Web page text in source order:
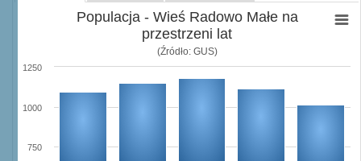
Populacja - Wieś Radowo Małe na
przestrzeni lat
(Źródło: GUS)
750
1000
1250